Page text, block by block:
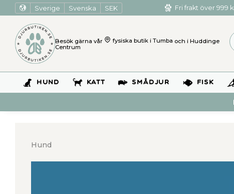
Sverige Svenska SEK Fri frakt över 999
Besök gärna vår fysiska butik i Tumba och i Huddinge
Centrum
HUND KATT SMÅDJUR FISK
Hund